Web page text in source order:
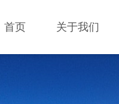
首页 关于我们